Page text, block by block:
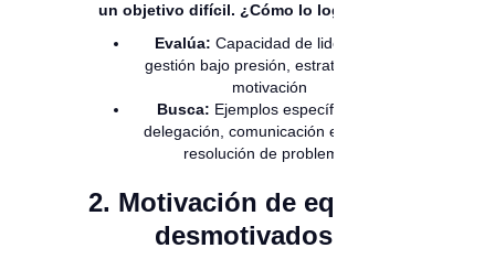
un objetivo difícil. ¿Cómo lo lograste?”
Evalúa: Capacidad de liderazgo,
gestión bajo presión, estrategias de
motivación
Busca: Ejemplos específicos de
delegación, comunicación efectiva y
resolución de problemas
2. Motivación de equipos
desmotivados: